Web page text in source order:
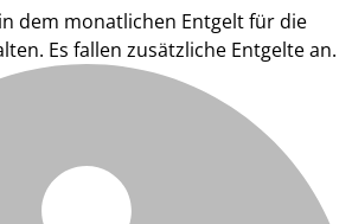
dem monatlichen Entgelt für die
Es fallen zusätzliche Entgelte an.